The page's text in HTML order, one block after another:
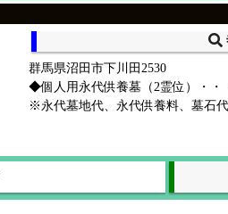
群馬県沼田市下川田2530
◆個人用永代供養墓（2霊位）・・
※永代墓地代、永代供養料、墓石